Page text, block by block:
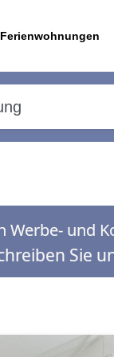
Ferienwohnungen